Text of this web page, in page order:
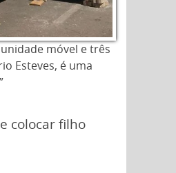
móvel e três
Esteves, é uma
colocar filho